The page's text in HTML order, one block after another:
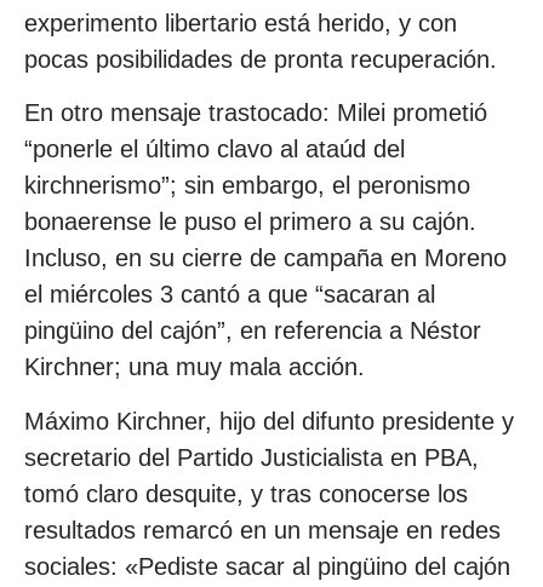
experimento libertario está herido, y con
pocas posibilidades de pronta recuperación.
En otro mensaje trastocado: Milei prometió
“ponerle el último clavo al ataúd del
kirchnerismo”; sin embargo, el peronismo
bonaerense le puso el primero a su cajón.
Incluso, en su cierre de campaña en Moreno
el miércoles 3 cantó a que “sacaran al
pingüino del cajón”, en referencia a Néstor
Kirchner; una muy mala acción.
Máximo Kirchner, hijo del difunto presidente y
secretario del Partido Justicialista en PBA,
tomó claro desquite, y tras conocerse los
resultados remarcó en un mensaje en redes
sociales: «Pediste sacar al pingüino del cajón